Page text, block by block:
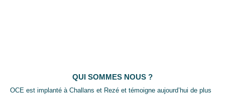
QUI SOMMES NOUS ?
OCE est implanté à Challans et Rezé et témoigne aujourd’hui de plus